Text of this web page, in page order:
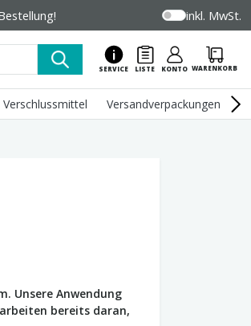
inkl. MwSt.
SERVICE LISTE KONTO WARENKORB
Versandverpackungen
Unsere Anwendung
bereits daran,